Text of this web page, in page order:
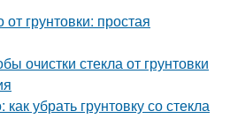
от грунтовки: простая
очистки стекла от грунтовки
убрать грунтовку со стекла